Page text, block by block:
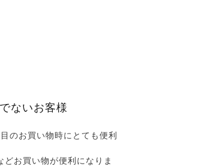
ないお客様
のお買い物時にとても便利
お買い物が便利になりま